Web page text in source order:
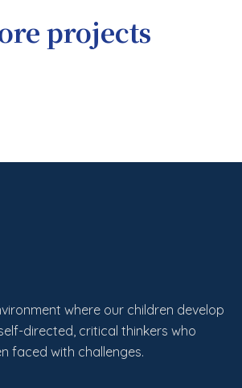
projects
where our children develop
directed, critical thinkers who
faced with challenges.